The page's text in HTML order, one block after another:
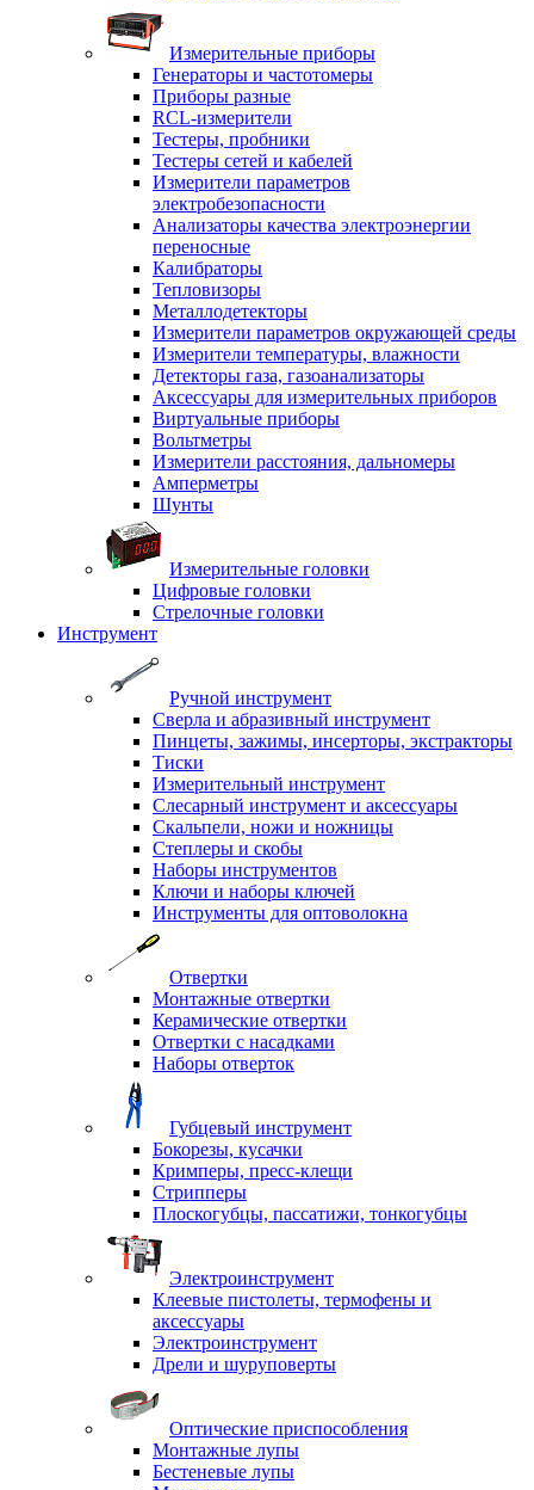
Измерительные приборы
Генераторы и частотомеры
Приборы разные
RCL-измерители
Тестеры, пробники
Тестеры сетей и кабелей
Измерители параметров
электробезопасности
Анализаторы качества электроэнергии
переносные
Калибраторы
Тепловизоры
Металлодетекторы
Измерители параметров окружающей среды
Измерители температуры, влажности
Детекторы газа, газоанализаторы
Аксессуары для измерительных приборов
Виртуальные приборы
Вольтметры
Измерители расстояния, дальномеры
Амперметры
Шунты
Измерительные головки
Цифровые головки
Стрелочные головки
Инструмент
Ручной инструмент
Сверла и абразивный инструмент
Пинцеты, зажимы, инсерторы, экстракторы
Тиски
Измерительный инструмент
Слесарный инструмент и аксессуары
Скальпели, ножи и ножницы
Степлеры и скобы
Наборы инструментов
Ключи и наборы ключей
Инструменты для оптоволокна
Отвертки
Монтажные отвертки
Керамические отвертки
Отвертки с насадками
Наборы отверток
Губцевый инструмент
Бокорезы, кусачки
Кримперы, пресс-клещи
Стрипперы
Плоскогубцы, пассатижи, тонкогубцы
Электроинструмент
Клеевые пистолеты, термофены и
аксессуары
Электроинструмент
Дрели и шуруповерты
Оптические приспособления
Монтажные лупы
Бестеневые лупы